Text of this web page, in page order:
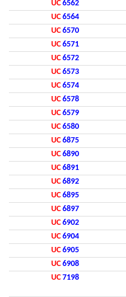
UC 6562
UC 6564
UC 6570
UC 6571
UC 6572
UC 6573
UC 6574
UC 6578
UC 6579
UC 6580
UC 6875
UC 6890
UC 6891
UC 6892
UC 6895
UC 6897
UC 6902
UC 6904
UC 6905
UC 6908
UC 7198